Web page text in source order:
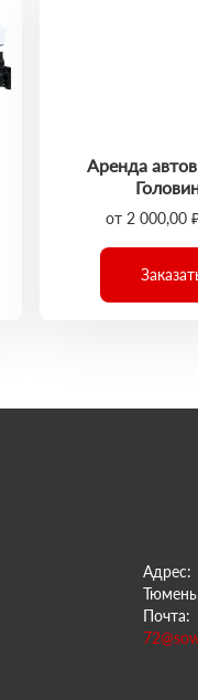
Аренда
от 2 000,00
Адрес:
Почта: